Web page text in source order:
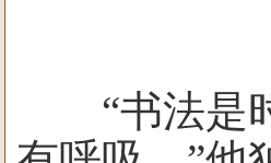
“书法是时